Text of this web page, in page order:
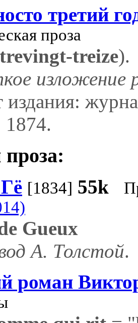
третий
проза
treize).
изложение
издания:
1874.
[1834] 55k
Gueux
А. Толстой.
роман